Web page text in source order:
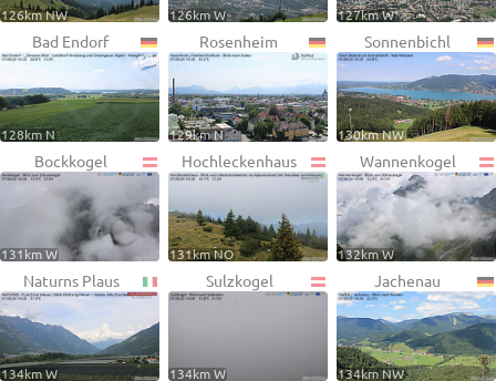
126km NW 126km W 127km W
Bad Endorf
128km N
Rosenheim
129km N
Sonnenbichl
130km NW
Bockkogel
131km W
Hochleckenhaus
131km NO
Wannenkogel
132km W
Naturns Plaus
134km W
Sulzkogel
134km W
Jachenau
134km NW